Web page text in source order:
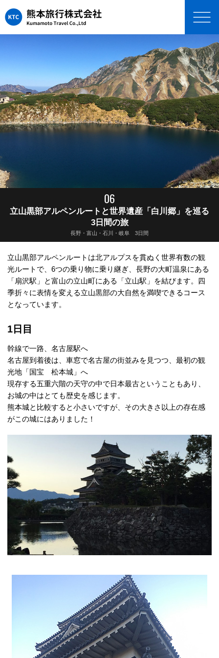
06
立山黒部アルペンルートと世界遺産「白川郷」を巡る
3日間の旅
長野・富山・石川・岐阜 3日間
立山黒部アルペンルートは北アルプスを貫ぬく世界有数の観
光ルートで、6つの乗り物に乗り継ぎ、長野の大町温泉にある
「扇沢駅」と富山の立山町にある「立山駅」を結びます。四
季折々に表情を変える立山黒部の大自然を満喫できるコース
となっています。
1日目
幹線で一路、名古屋駅へ
名古屋到着後は、車窓で名古屋の街並みを見つつ、最初の観
光地「国宝 松本城」へ
現存する五重六階の天守の中で日本最古ということもあり、
お城の中はとても歴史を感じます。
熊本城と比較すると小さいですが、その大きさ以上の存在感
がこの城にはありました！